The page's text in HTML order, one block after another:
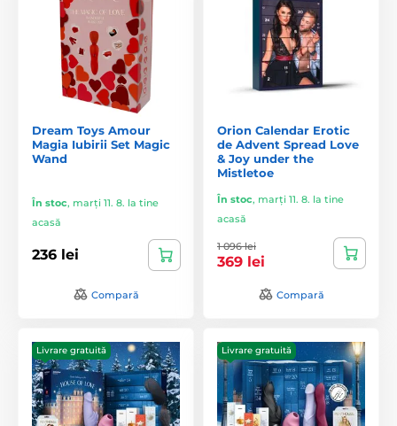
Dream Toys Amour
Magia Iubirii Set Magic
Wand
În stoc, marți 11. 8. la tine
acasă
236 lei
Compară
Orion Calendar Erotic
de Advent Spread Love
& Joy under the
Mistletoe
În stoc, marți 11. 8. la tine
acasă
1 096 lei
369 lei
Compară
Livrare gratuită Livrare gratuită